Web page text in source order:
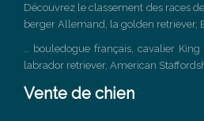
Découvrez le classement des races
berger Allemand, la golden retriever,
… bouledogue français, cavalier King
labrador retriever, American
Vente de chien